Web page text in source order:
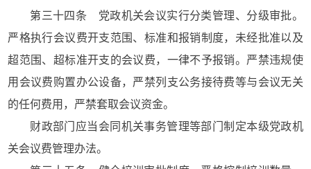
第三十四条 党政机关会议实行分类管理、分级审批。
严格执行会议费开支范围、标准和报销制度，未经批准以及
超范围、超标准开支的会议费，一律不予报销。严禁违规使
用会议费购置办公设备，严禁列支公务接待费等与会议无关
的任何费用，严禁套取会议资金。
财政部门应当会同机关事务管理等部门制定本级党政机
关会议费管理办法。